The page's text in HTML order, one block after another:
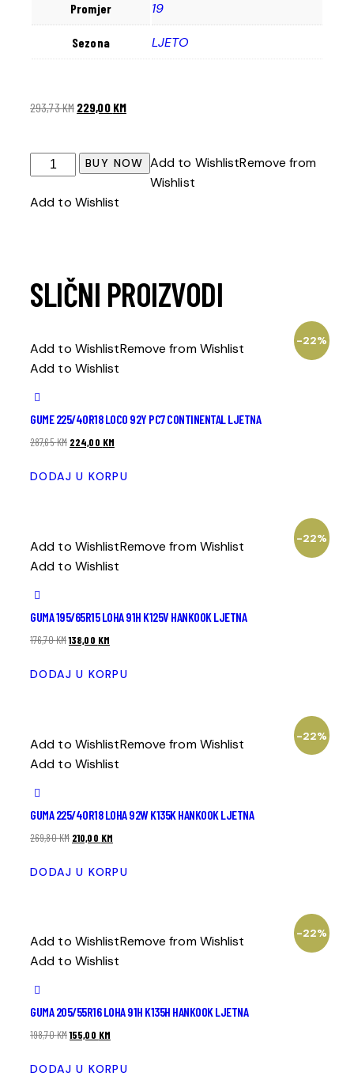
Promjer 19
Sezona LJETO
293,73KM 229,00 KM
BUY NOW Add to WishlistRemove from
Wishlist
Add to Wishlist
SLIČNI PROIZVODI
-22%
Add to WishlistRemove from Wishlist
Add to Wishlist
GUME 225/40R18 LOCO 92Y PC7 CONTINENTAL LJETNA
287,65KM 224,00 KM
DODAJ U KORPU
-22%
Add to WishlistRemove from Wishlist
Add to Wishlist
GUMA 195/65R15 LOHA 91H K125V HANKOOK LJETNA
176,70KM138,00 KM
DODAJ U KORPU
-22%
Add to WishlistRemove from Wishlist
Add to Wishlist
GUMA 225/40R18 LOHA 92W K135K HANKOOK LJETNA
269,80KM 210,00 KM
DODAJ U KORPU
-22%
Add to WishlistRemove from Wishlist
Add to Wishlist
GUMA 205/55R16 LOHA 91H K135H HANKOOK LJETNA
198,70KM155,00 KM
DODAJ U KORPU